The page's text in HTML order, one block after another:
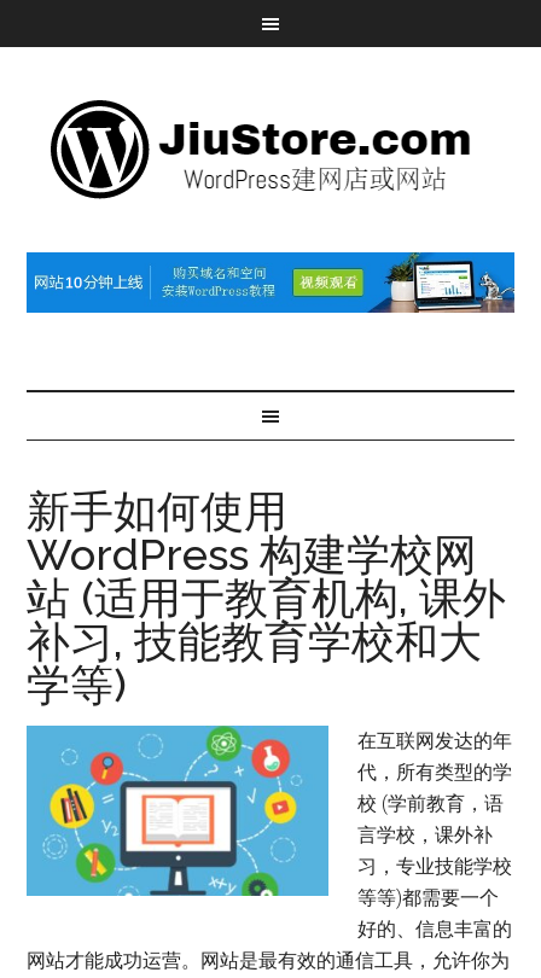
新手如何使用
WordPress 构建学校网
站 (适用于教育机构, 课外
补习, 技能教育学校和大
学等)
在互联网发达的年
代，所有类型的学
校 (学前教育，语
言学校，课外补
习，专业技能学校
等等)都需要一个
好的、信息丰富的
网站才能成功运营。网站是最有效的通信工具，允许你为